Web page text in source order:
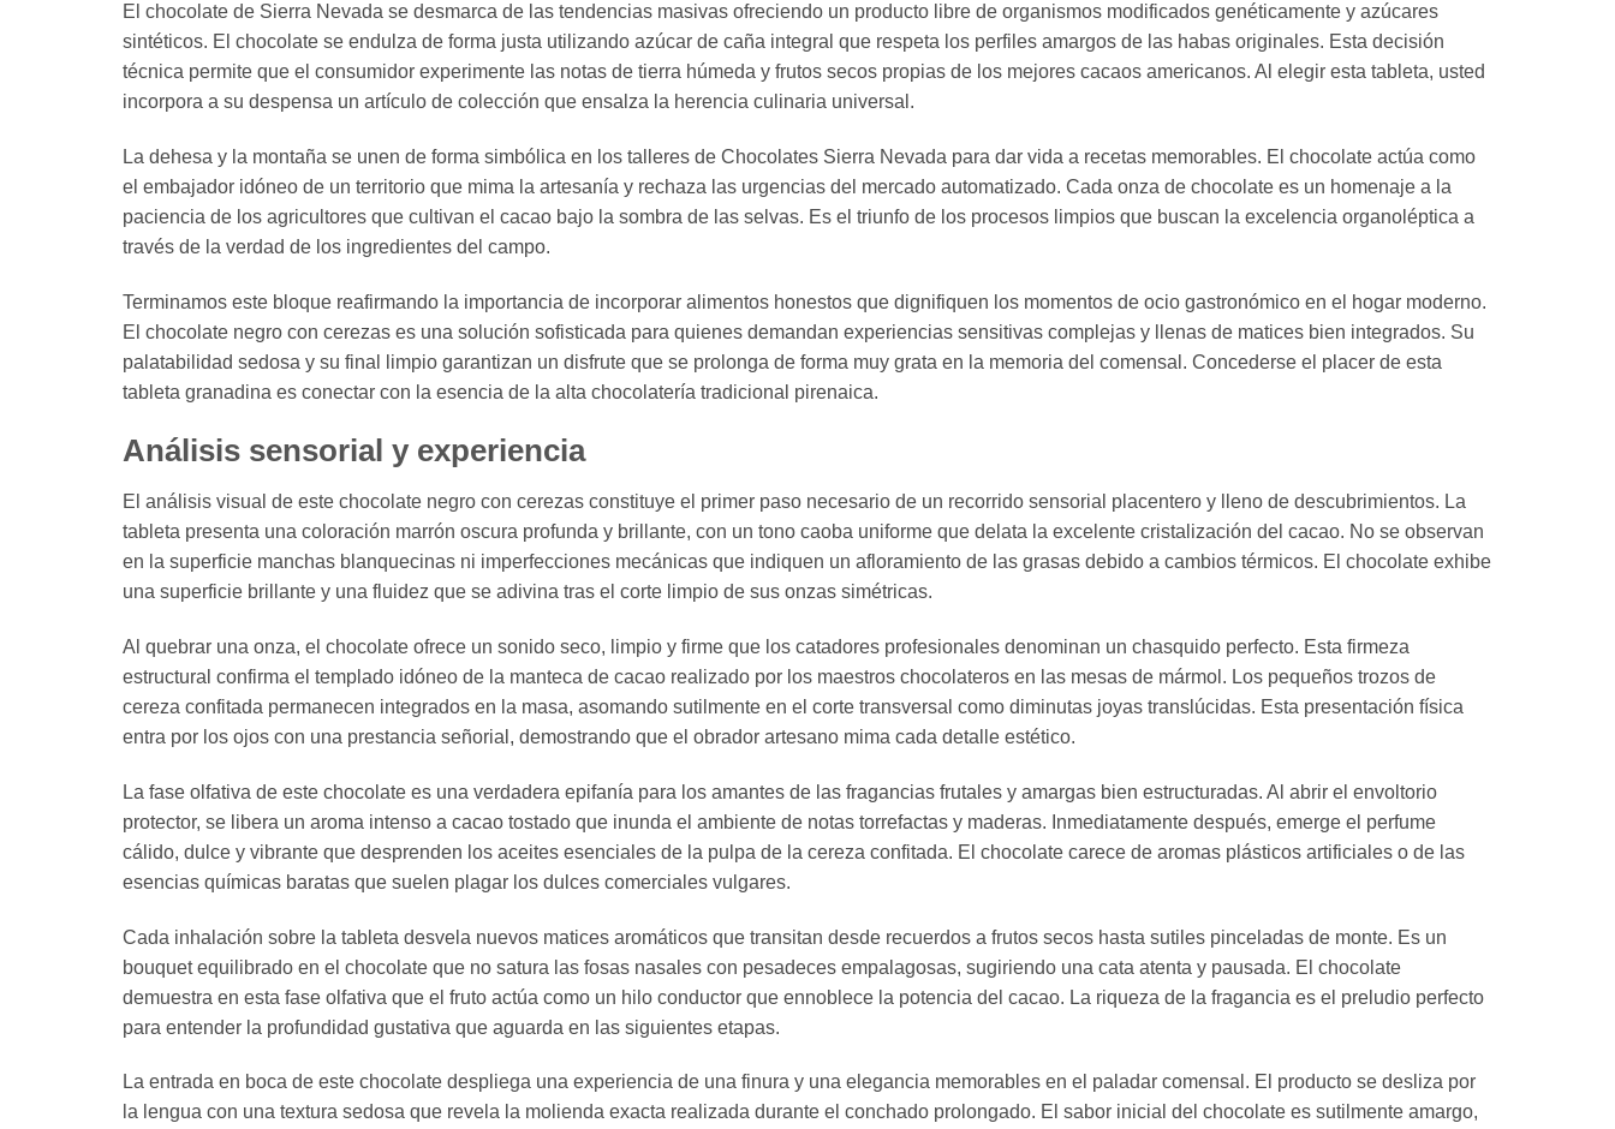
El chocolate de Sierra Nevada se desmarca de las tendencias masivas ofreciendo un producto libre de organismos modificados genéticamente y azúcares
sintéticos. El chocolate se endulza de forma justa utilizando azúcar de caña integral que respeta los perfiles amargos de las habas originales. Esta decisión
técnica permite que el consumidor experimente las notas de tierra húmeda y frutos secos propias de los mejores cacaos americanos. Al elegir esta tableta, usted
incorpora a su despensa un artículo de colección que ensalza la herencia culinaria universal.
La dehesa y la montaña se unen de forma simbólica en los talleres de Chocolates Sierra Nevada para dar vida a recetas memorables. El chocolate actúa como
el embajador idóneo de un territorio que mima la artesanía y rechaza las urgencias del mercado automatizado. Cada onza de chocolate es un homenaje a la
paciencia de los agricultores que cultivan el cacao bajo la sombra de las selvas. Es el triunfo de los procesos limpios que buscan la excelencia organoléptica a
través de la verdad de los ingredientes del campo.
Terminamos este bloque reafirmando la importancia de incorporar alimentos honestos que dignifiquen los momentos de ocio gastronómico en el hogar moderno.
El chocolate negro con cerezas es una solución sofisticada para quienes demandan experiencias sensitivas complejas y llenas de matices bien integrados. Su
palatabilidad sedosa y su final limpio garantizan un disfrute que se prolonga de forma muy grata en la memoria del comensal. Concederse el placer de esta
tableta granadina es conectar con la esencia de la alta chocolatería tradicional pirenaica.
Análisis sensorial y experiencia
El análisis visual de este chocolate negro con cerezas constituye el primer paso necesario de un recorrido sensorial placentero y lleno de descubrimientos. La
tableta presenta una coloración marrón oscura profunda y brillante, con un tono caoba uniforme que delata la excelente cristalización del cacao. No se observan
en la superficie manchas blanquecinas ni imperfecciones mecánicas que indiquen un afloramiento de las grasas debido a cambios térmicos. El chocolate exhibe
una superficie brillante y una fluidez que se adivina tras el corte limpio de sus onzas simétricas.
Al quebrar una onza, el chocolate ofrece un sonido seco, limpio y firme que los catadores profesionales denominan un chasquido perfecto. Esta firmeza
estructural confirma el templado idóneo de la manteca de cacao realizado por los maestros chocolateros en las mesas de mármol. Los pequeños trozos de
cereza confitada permanecen integrados en la masa, asomando sutilmente en el corte transversal como diminutas joyas translúcidas. Esta presentación física
entra por los ojos con una prestancia señorial, demostrando que el obrador artesano mima cada detalle estético.
La fase olfativa de este chocolate es una verdadera epifanía para los amantes de las fragancias frutales y amargas bien estructuradas. Al abrir el envoltorio
protector, se libera un aroma intenso a cacao tostado que inunda el ambiente de notas torrefactas y maderas. Inmediatamente después, emerge el perfume
cálido, dulce y vibrante que desprenden los aceites esenciales de la pulpa de la cereza confitada. El chocolate carece de aromas plásticos artificiales o de las
esencias químicas baratas que suelen plagar los dulces comerciales vulgares.
Cada inhalación sobre la tableta desvela nuevos matices aromáticos que transitan desde recuerdos a frutos secos hasta sutiles pinceladas de monte. Es un
bouquet equilibrado en el chocolate que no satura las fosas nasales con pesadeces empalagosas, sugiriendo una cata atenta y pausada. El chocolate
demuestra en esta fase olfativa que el fruto actúa como un hilo conductor que ennoblece la potencia del cacao. La riqueza de la fragancia es el preludio perfecto
para entender la profundidad gustativa que aguarda en las siguientes etapas.
La entrada en boca de este chocolate despliega una experiencia de una finura y una elegancia memorables en el paladar comensal. El producto se desliza por
la lengua con una textura sedosa que revela la molienda exacta realizada durante el conchado prolongado. El sabor inicial del chocolate es sutilmente amargo,